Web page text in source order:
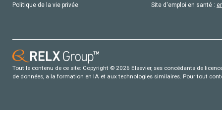
Politique de la vie privée
Site d'emploi en santé :
Tout le contenu de ce site: Copyright © 2026 Elsevier, ses concédants de
de données, a la formation en IA et aux technologies similaires. Pour tout